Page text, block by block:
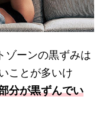
ゾーンの黒ずみは
ことが多いけ
分が黒ずんでい